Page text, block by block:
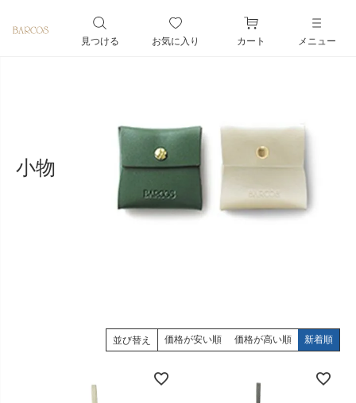
見つける お気に入り カート メニュー
小物
並び替え 価格が安い順 価格が高い順 新着順